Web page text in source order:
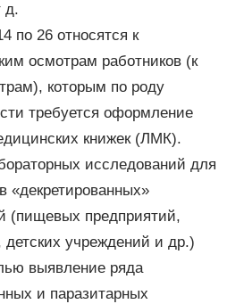
д.
по 26 относятся к
осмотрам работников (к
которым по роду
требуется оформление
книжек (ЛМК).
исследований для
«декретированных»
(пищевых предприятий,
учреждений и др.)
выявление ряда
и паразитарных